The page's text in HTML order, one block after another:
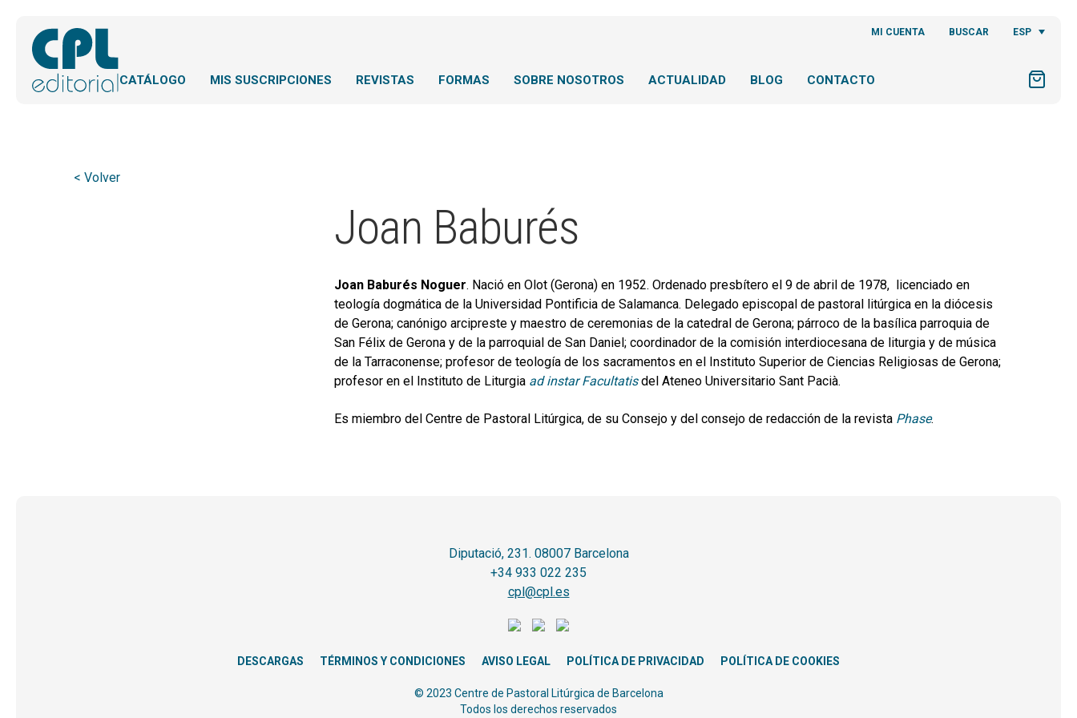
MI CUENTA BUSCAR ESP
CATÁLOGO MIS SUSCRIPCIONES REVISTAS FORMAS SOBRE NOSOTROS ACTUALIDAD BLOG CONTACTO
< Volver
Joan Baburés
Joan Baburés Noguer. Nació en Olot (Gerona) en 1952. Ordenado presbítero el 9 de abril de 1978, licenciado en
teología dogmática de la Universidad Pontificia de Salamanca. Delegado episcopal de pastoral litúrgica en la diócesis
de Gerona; canónigo arcipreste y maestro de ceremonias de la catedral de Gerona; párroco de la basílica parroquia de
San Félix de Gerona y de la parroquial de San Daniel; coordinador de la comisión interdiocesana de liturgia y de música
de la Tarraconense; profesor de teología de los sacramentos en el Instituto Superior de Ciencias Religiosas de Gerona;
profesor en el Instituto de Liturgia ad instar Facultatisdel Ateneo Universitario Sant Pacià.
Es miembro del Centre de Pastoral Litúrgica, de su Consejo y del consejo de redacción de la revista Phase.
Diputació, 231. 08007 Barcelona
+34 933 022 235
cpl@cpl.es
DESCARGAS TÉRMINOS Y CONDICIONES AVISO LEGAL POLÍTICA DE PRIVACIDAD POLÍTICA DE COOKIES
© 2023 Centre de Pastoral Litúrgica de Barcelona
Todos los derechos reservados